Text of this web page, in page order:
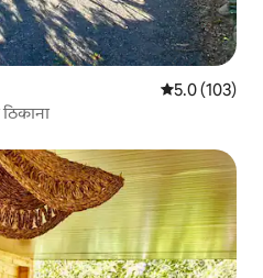
औसत रेटिंग 5 में
5.0 (103)